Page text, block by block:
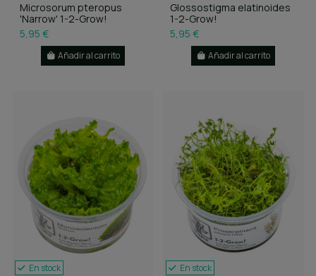
Microsorum pteropus
'Narrow' 1-2-Grow!
5,95 €
Añadir al carrito
Glossostigma elatinoides
1-2-Grow!
5,95 €
Añadir al carrito
En stock En stock